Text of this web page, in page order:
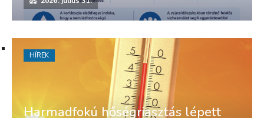
Harmadfokú hőségriasztás lépett
HÍREK